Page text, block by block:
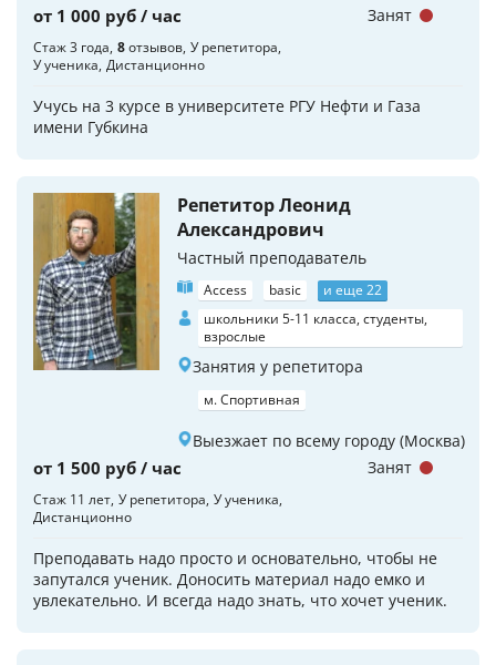
от 1 000 руб / час
Стаж 3 года 8отзывов У репетитора
У ученика Дистанционно
Учусь на 3 курсе в университете РГУ Нефти и Газа
имени Губкина
Занят
Репетитор Леонид
Александрович
Частный преподаватель
Access basic
и еще 22
школьники 5-11 класса, студенты,
взрослые
Занятия у репетитора
м. Спортивная
Выезжает по всему городу (Москва)
от 1 500 руб / час
Стаж 11 лет У репетитора У ученика
Дистанционно
Преподавать надо просто и основательно, чтобы не
запутался ученик. Доносить материал надо емко и
увлекательно. И всегда надо знать, что хочет ученик.
Занят